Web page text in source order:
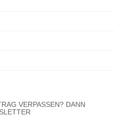
VERPASSEN? DANN